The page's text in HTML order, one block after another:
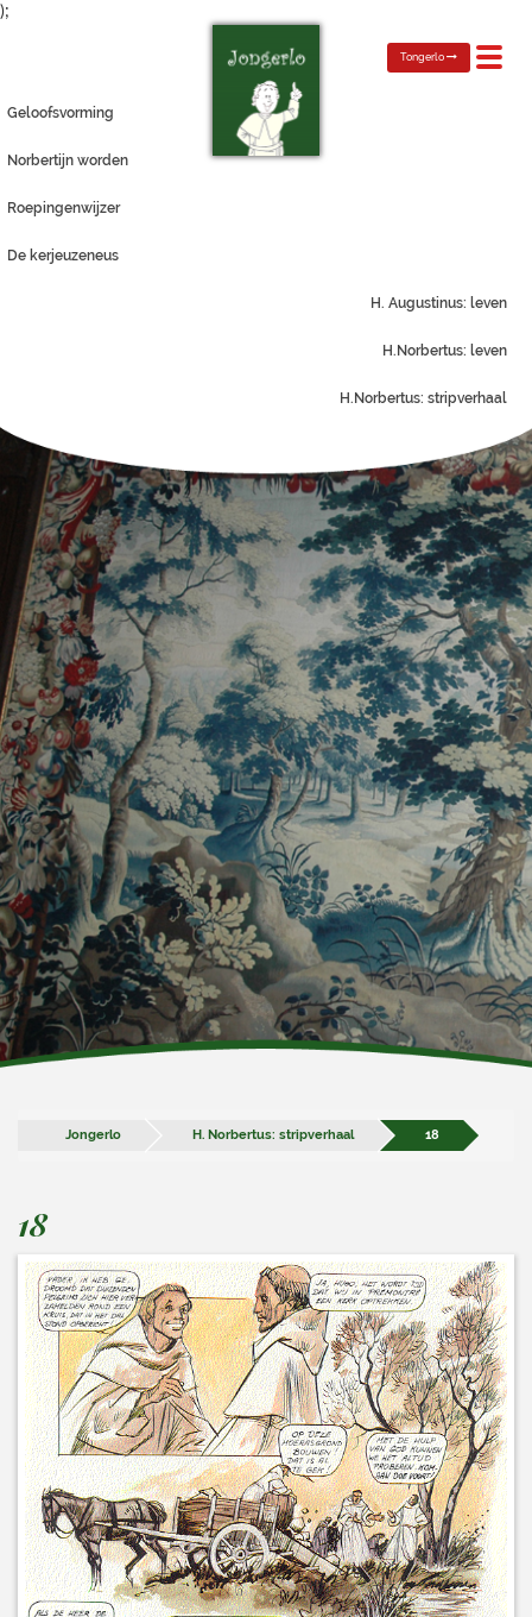
);
Toggle
Tongerlo
Geloofsvorming
Norbertijn worden
Roepingenwijzer
De kerjeuzeneus
H. Augustinus: leven
H.Norbertus: leven
H.Norbertus: stripverhaal
Jongerlo H. Norbertus: stripverhaal 18
18